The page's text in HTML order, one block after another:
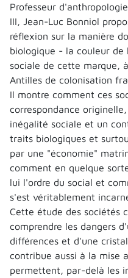
Professeur
III, Jean-Luc Bonniol
réflexion sur la manière
biologique - la couleur
sociale de cette marque,
Antilles de colonisation
Il montre comment ces
correspondance
inégalité sociale et un
traits biologiques et
par une "économie"
comment en quelque
lui l'ordre du social et
s'est véritablement
Cette étude des sociétés
comprendre les dangers
différences et d'une
contribue aussi à la mise
permettent, par-delà les